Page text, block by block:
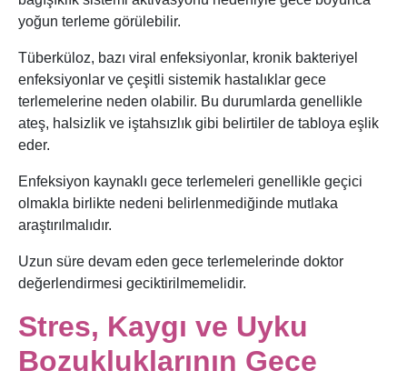
yoğun terleme görülebilir.
Tüberküloz, bazı viral enfeksiyonlar, kronik bakteriyel
enfeksiyonlar ve çeşitli sistemik hastalıklar gece
terlemelerine neden olabilir. Bu durumlarda genellikle
ateş, halsizlik ve iştahsızlık gibi belirtiler de tabloya eşlik
eder.
Enfeksiyon kaynaklı gece terlemeleri genellikle geçici
olmakla birlikte nedeni belirlenmediğinde mutlaka
araştırılmalıdır.
Uzun süre devam eden gece terlemelerinde doktor
değerlendirmesi geciktirilmemelidir.
Stres, Kaygı ve Uyku
Bozukluklarının Gece